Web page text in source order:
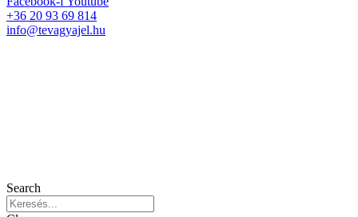
+36 20 93 69 814
info@tevagyajel.hu
Search